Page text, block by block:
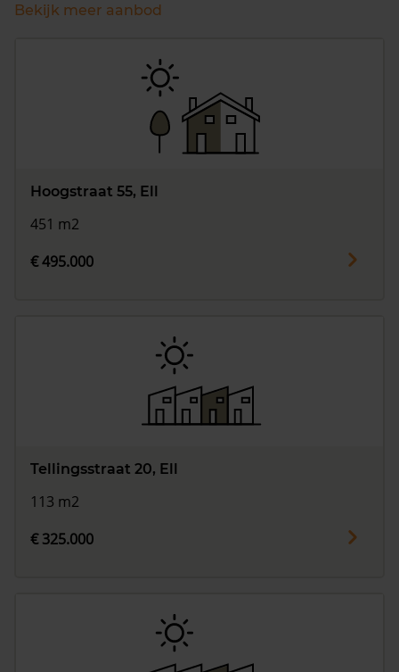
Bekijk meer aanbod
Hoogstraat 55, Ell
451 m2
€ 495.000
Tellingsstraat 20, Ell
113 m2
€ 325.000